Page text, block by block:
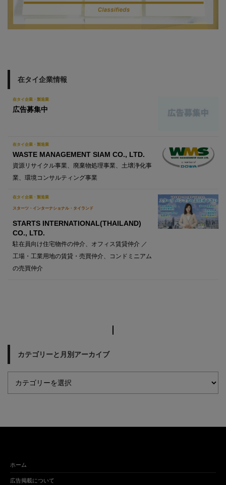
在タイ企業情報
在タイ企業・製造業
広告募集中
在タイ企業・製造業
WASTE MANAGEMENT SIAM CO., LTD.
資源リサイクル事業、廃棄物処理事業、土壌浄化事
業、環境コンサルティング事業
在タイ企業・製造業
スターツ・インターナショナル・タイランド
STARTS INTERNATIONAL(THAILAND)
CO., LTD.
駐在員向け住宅物件の仲介、オフィス賃貸仲介 ／
工場・工業用地の賃貸・売買仲介、コンドミニアム
の売買仲介
カテゴリーと月別アーカイブ
ホーム
広告掲載について